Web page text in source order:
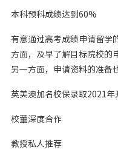
本科预科成绩达到60%
有意通过高考成绩申请留学
方面，及早了解目标院校的
另一方面，申请资料的准备
英美澳加名校保录取2021年
校董深度合作
教授私人推荐